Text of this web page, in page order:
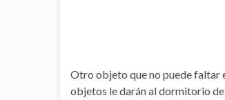
Otro objeto que no puede faltar
objetos le darán al dormitorio